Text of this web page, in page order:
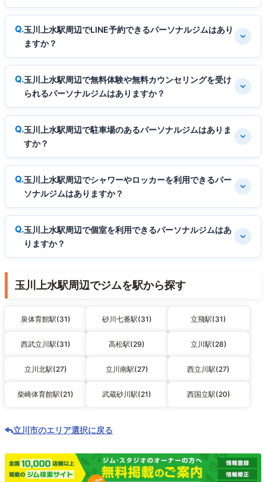
玉川上水駅周辺でLINE予約できるパーソナルジムはあり
ますか？
玉川上水駅周辺で無料体験や無料カウンセリングを受け
られるパーソナルジムはありますか？
玉川上水駅周辺で駐車場のあるパーソナルジムはありま
すか？
玉川上水駅周辺でシャワーやロッカーを利用できるパー
ソナルジムはありますか？
玉川上水駅周辺で個室を利用できるパーソナルジムはあ
りますか？
玉川上水駅周辺でジムを駅から探す
泉体育館駅(31) 砂川七番駅(31) 立飛駅(31)
西武立川駅(31) 高松駅(29) 立川駅(28)
立川北駅(27) 立川南駅(27) 西立川駅(27)
柴崎体育館駅(21) 武蔵砂川駅(21) 西国立駅(20)
立川市のエリア選択に戻る